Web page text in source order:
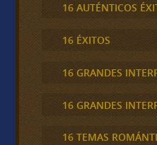
16 AUTÉNTICOS
16 ÉXITOS
16 GRANDES
16 GRANDES
16 TEMAS